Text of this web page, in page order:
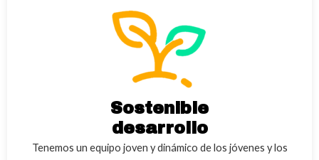
Sostenible
desarrollo
Tenemos un equipo joven y dinámico de los jóvenes y los